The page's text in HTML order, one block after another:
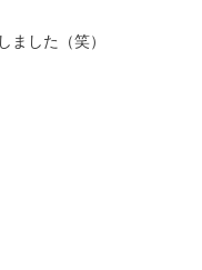
ました（笑）